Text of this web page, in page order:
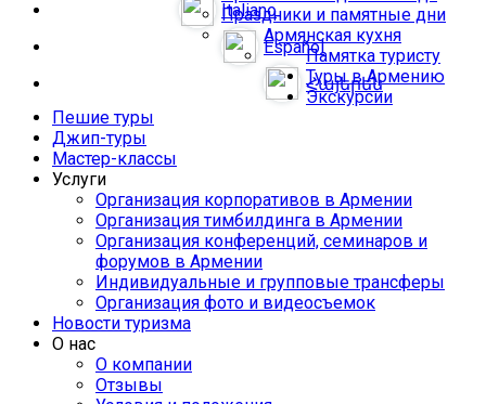
Italiano
Español
Հայերեն
Праздники и памятные дни
Армянская кухня
Памятка туристу
Туры в Армению
Экскурсии
Пешие туры
Джип-туры
Мастер-классы
Услуги
Организация корпоративов в Армении
Организация тимбилдинга в Армении
Организация конференций, семинаров и
форумов в Армении
Индивидуальные и групповые трансферы
Организация фото и видеосъемок
Новости туризма
О нас
О компании
Отзывы